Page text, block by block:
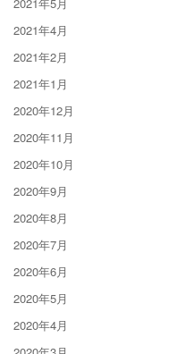
2021年4月
2021年2月
2021年1月
2020年12月
2020年11月
2020年10月
2020年9月
2020年8月
2020年7月
2020年6月
2020年5月
2020年4月